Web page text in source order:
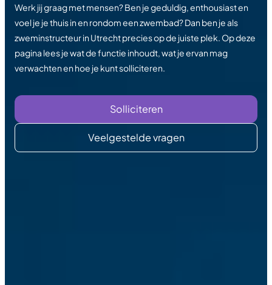
Werk jij graag met mensen? Ben je geduldig, enthousiast en
voel je je thuis in en rondom een zwembad? Dan ben je als
zweminstructeur in Utrecht precies op de juiste plek. Op deze
pagina lees je wat de functie inhoudt, wat je ervan mag
verwachten en hoe je kunt solliciteren.
Solliciteren
Veelgestelde vragen